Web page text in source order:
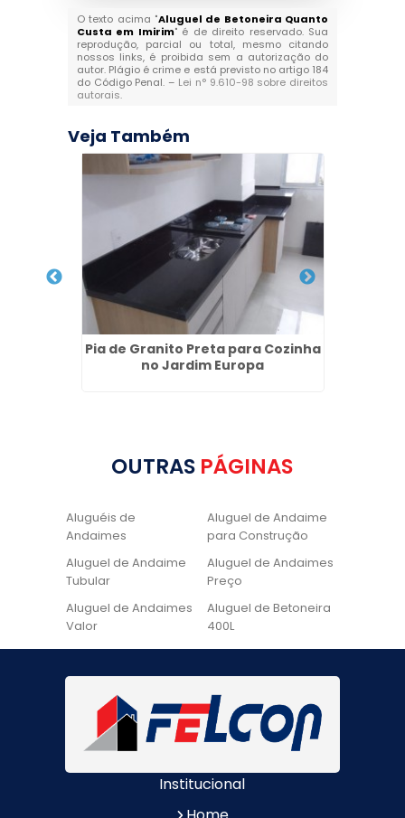
O texto acima "Aluguel de Betoneira Quanto
Custa em Imirim" é de direito reservado. Sua
reprodução, parcial ou total, mesmo citando
nossos links, é proibida sem a autorização do
autor. Plágio é crime e está previsto no artigo 184
do Código Penal. – Lei n° 9.610-98 sobre direitos
autorais.
Veja Também
Pia de Granito Preta para Cozinha
no Jardim Europa
OUTRAS PÁGINAS
Aluguéis de
Andaimes
Aluguel de Andaime
para Construção
Aluguel de Andaime
Tubular
Aluguel de Andaimes
Preço
Aluguel de Andaimes
Valor
Aluguel de Betoneira
400L
Aluguel de Betoneira
Cadeira de Pintura
Locação de Andaime
Preço
Locação de Andaime
Tubular
Locação de Andaime
Locação de
Quanto Custa
Institucional